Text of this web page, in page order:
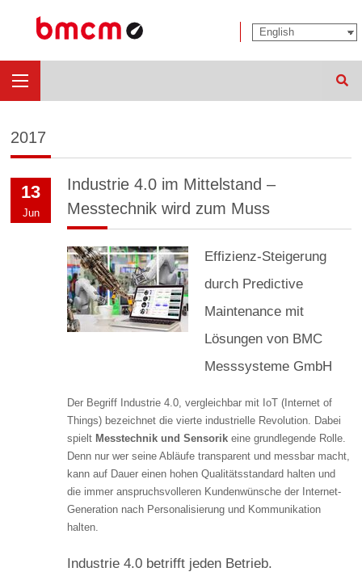
2017
13
Jun
Industrie 4.0 im Mittelstand –
Messtechnik wird zum Muss
Effizienz-Steigerung
durch Predictive
Maintenance mit
Lösungen von BMC
Messsysteme GmbH
Der Begriff Industrie 4.0, vergleichbar mit IoT (Internet of
Things) bezeichnet die vierte industrielle Revolution. Dabei
spielt Messtechnik und Sensorik eine grundlegende Rolle.
Denn nur wer seine Abläufe transparent und messbar macht,
kann auf Dauer einen hohen Qualitätsstandard halten und
die immer anspruchsvolleren Kundenwünsche der Internet-
Generation nach Personalisierung und Kommunikation
halten.
Industrie 4.0 betrifft jeden Betrieb.